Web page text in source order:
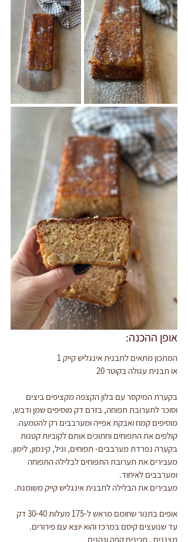
אופן ההכנה:
המתכון מתאים לתבנית אינגליש קייק 1
או תבנית עגולה בקוטר 20
בקערת המיקסר עם בלון הקצפה מקציפים ביצים
וסוכר לתערובת תפוחה, בזרם דק מוסיפים שמן ודבש,
מוסיפים קמח ואבקת אפייה ומערבבים רק להטמעה.
קולפים את התפוחים וחתוכים אותם לקוביות קטנות
בקערה נפרדת מערבבים- תפוחים, וניל, קינמון, לימון.
מעבירים את תערובת התפוחים לבלילה התפוחה
ומערבבים לאיחוד.
מעבירים את הבלילה לתבנית אינגליש קייק משומנת.
אופים בתנור שחומם מראש ל-175 מעלות 30-40 דק
עד שנועצים קיסם במרכז והוא יוצא עם פירורים.
מצננים , מכינים קפה ונהנים